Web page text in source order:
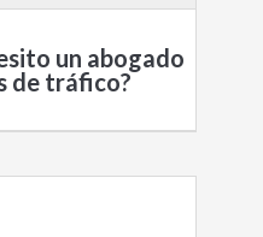
un abogado
de tráfico?